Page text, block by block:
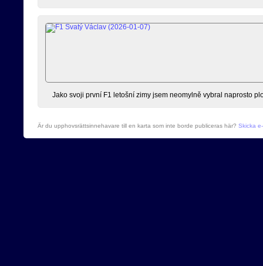
Jako svoji první F1 letošní zimy jsem neomylně vybral naprosto
Är du upphovsrättsinnehavare till en karta som inte borde publiceras här? Skicka